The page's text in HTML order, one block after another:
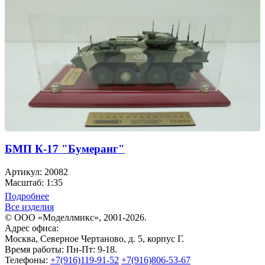
БМП К-17 "Бумеранг"
Артикул: 20082
Масштаб: 1:35
Подробнее
Все изделия
© ООО «Моделлмикс», 2001-2026.
Адрес офиса:
Москва, Северное Чертаново, д. 5, корпус Г.
Время работы: Пн-Пт: 9-18.
Телефоны: +7(916)119-91-52 +7(916)806-53-67